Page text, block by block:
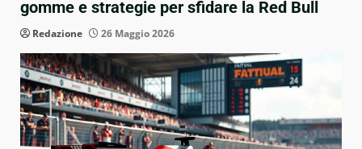
gomme e strategie per sfidare la Red Bull
Redazione 26 Maggio 2026